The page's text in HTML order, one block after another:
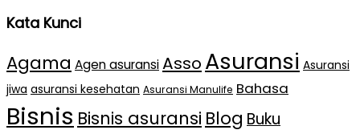
Kata Kunci
Agama Agen asuransiAsso Asuransi Asuransi
jiwa asuransi kesehatan Asuransi Manulife Bahasa
Bisnis Bisnis asuransi Blog Buku